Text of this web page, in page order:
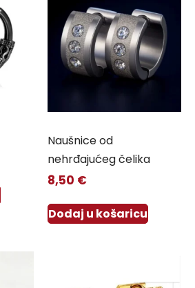
Naušnice od
nehrđajućeg čelika
8,50 €
Dodaj u košaricu